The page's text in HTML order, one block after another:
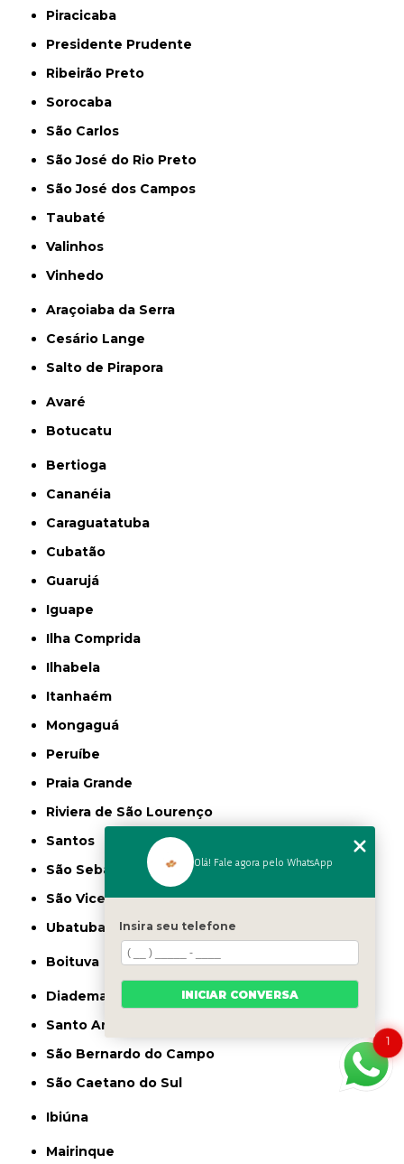
Piracicaba
Presidente Prudente
Ribeirão Preto
Sorocaba
São Carlos
São José do Rio Preto
São José dos Campos
Taubaté
Valinhos
Vinhedo
Araçoiaba da Serra
Cesário Lange
Salto de Pirapora
Avaré
Botucatu
Bertioga
Cananéia
Caraguatatuba
Cubatão
Guarujá
Iguape
Ilha Comprida
Ilhabela
Itanhaém
Mongaguá
Peruíbe
Praia Grande
Riviera de São Lourenço
Santos
São Sebastião
São Vicente
Ubatuba
Boituva
Diadema
Santo André
São Bernardo do Campo
São Caetano do Sul
Ibiúna
Mairinque
1
Olá! Fale agora pelo WhatsApp
Insira seu telefone
INICIAR CONVERSA